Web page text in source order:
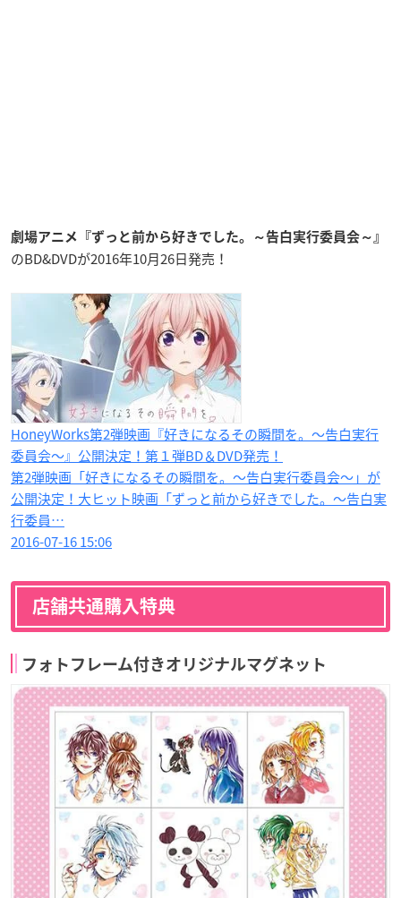
劇場アニメ『ずっと前から好きでした。～告白実行委員会～』
のBD&DVDが2016年10月26日発売！
HoneyWorks第2弾映画『好きになるその瞬間を。〜告白実行
委員会〜』公開決定！第１弾BD＆DVD発売！
第2弾映画「好きになるその瞬間を。〜告白実行委員会〜」が
公開決定！大ヒット映画「ずっと前から好きでした。～告白実
行委員…
2016-07-16 15:06
店舗共通購入特典
フォトフレーム付きオリジナルマグネット